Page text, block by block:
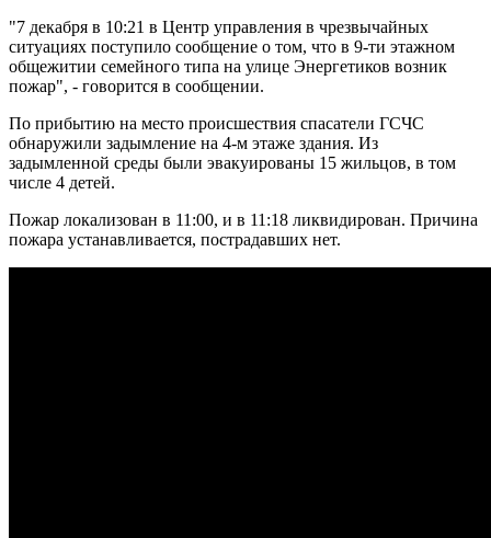
"7 декабря в 10:21 в Центр управления в чрезвычайных
ситуациях поступило сообщение о том, что в 9-ти этажном
общежитии семейного типа на улице Энергетиков возник
пожар", - говорится в сообщении.
По прибытию на место происшествия спасатели ГСЧС
обнаружили задымление на 4-м этаже здания. Из
задымленной среды были эвакуированы 15 жильцов, в том
числе 4 детей.
Пожар локализован в 11:00, и в 11:18 ликвидирован. Причина
пожара устанавливается, пострадавших нет.